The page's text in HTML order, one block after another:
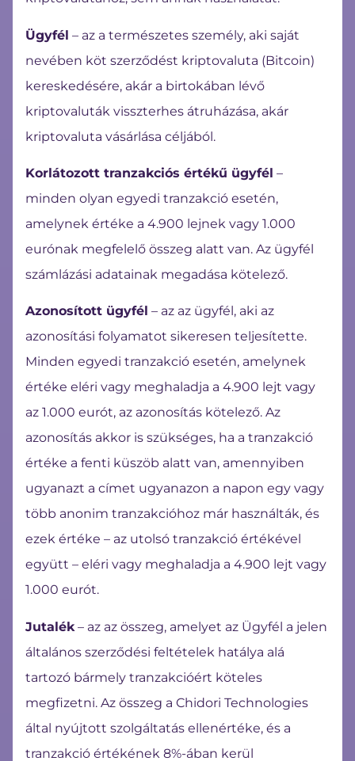
Ügyfél – az a természetes személy, aki saját
nevében köt szerződést kriptovaluta (Bitcoin)
kereskedésére, akár a birtokában lévő
kriptovaluták visszterhes átruházása, akár
kriptovaluta vásárlása céljából.
Korlátozott tranzakciós értékű ügyfél –
minden olyan egyedi tranzakció esetén,
amelynek értéke a 4.900 lejnek vagy 1.000
eurónak megfelelő összeg alatt van. Az ügyfél
számlázási adatainak megadása kötelező.
Azonosított ügyfél – az az ügyfél, aki az
azonosítási folyamatot sikeresen teljesítette.
Minden egyedi tranzakció esetén, amelynek
értéke eléri vagy meghaladja a 4.900 lejt vagy
az 1.000 eurót, az azonosítás kötelező. Az
azonosítás akkor is szükséges, ha a tranzakció
értéke a fenti küszöb alatt van, amennyiben
ugyanazt a címet ugyanazon a napon egy vagy
több anonim tranzakcióhoz már használták, és
ezek értéke – az utolsó tranzakció értékével
együtt – eléri vagy meghaladja a 4.900 lejt vagy
1.000 eurót.
Jutalék – az az összeg, amelyet az Ügyfél a jelen
általános szerződési feltételek hatálya alá
tartozó bármely tranzakcióért köteles
megfizetni. Az összeg a Chidori Technologies
által nyújtott szolgáltatás ellenértéke, és a
tranzakció értékének 8%-ában kerül